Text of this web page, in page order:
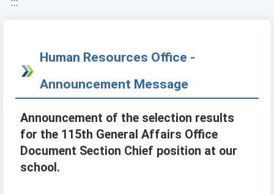
:::
Human Resources Office -
Announcement Message
Announcement of the selection results
for the 115th General Affairs Office
Document Section Chief position at our
school.